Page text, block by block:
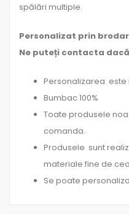
spălări multiple.
Personalizat prin
Ne puteți contacta
Personalizarea este
Bumbac 100%
Toate produsele
comanda.
Produsele sunt
materiale fine de
Se poate